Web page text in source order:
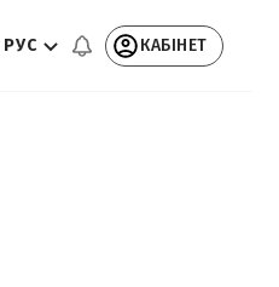
РУС КАБІНЕТ